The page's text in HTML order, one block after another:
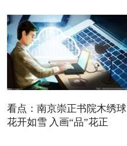
看点：南京崇正书院木绣球
花开如雪 入画“品”花正